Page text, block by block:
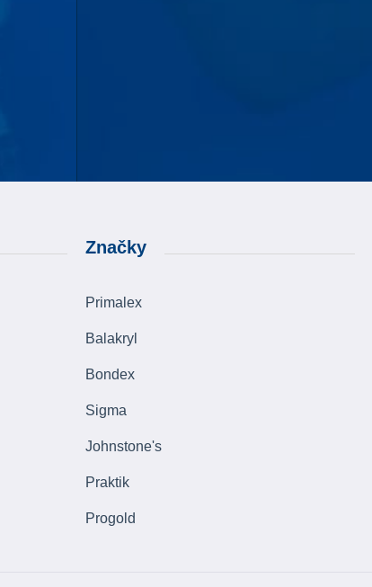
Značky
Primalex
Balakryl
Bondex
Sigma
Johnstone's
Praktik
Progold